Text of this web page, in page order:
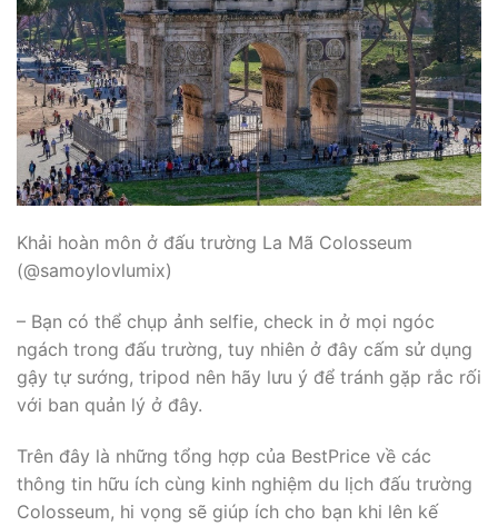
Khải hoàn môn ở đấu trường La Mã Colosseum
(@samoylovlumix)
– Bạn có thể chụp ảnh selfie, check in ở mọi ngóc
ngách trong đấu trường, tuy nhiên ở đây cấm sử dụng
gậy tự sướng, tripod nên hãy lưu ý để tránh gặp rắc rối
với ban quản lý ở đây.
Trên đây là những tổng hợp của BestPrice về các
thông tin hữu ích cùng kinh nghiệm du lịch đấu trường
Colosseum, hi vọng sẽ giúp ích cho bạn khi lên kế